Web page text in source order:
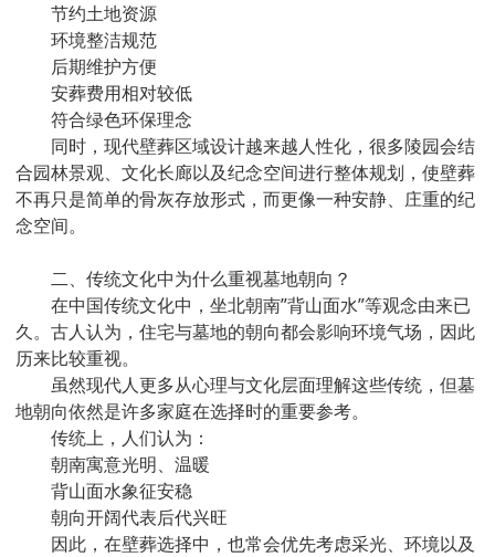
节约土地资源
环境整洁规范
后期维护方便
安葬费用相对较低
符合绿色环保理念
同时，现代壁葬区域设计越来越人性化，很多陵园会结
合园林景观、文化长廊以及纪念空间进行整体规划，使壁葬
不再只是简单的骨灰存放形式，而更像一种安静、庄重的纪
念空间。
二、传统文化中为什么重视墓地朝向？
在中国传统文化中，坐北朝南”背山面水”等观念由来已
久。古人认为，住宅与墓地的朝向都会影响环境气场，因此
历来比较重视。
虽然现代人更多从心理与文化层面理解这些传统，但墓
地朝向依然是许多家庭在选择时的重要参考。
传统上，人们认为：
朝南寓意光明、温暖
背山面水象征安稳
朝向开阔代表后代兴旺
因此，在壁葬选择中，也常会优先考虑采光、环境以及